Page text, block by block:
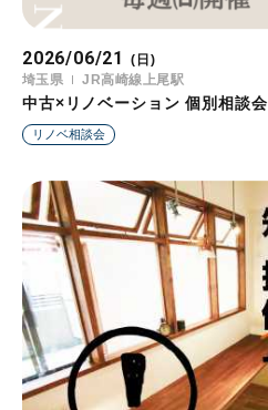
2026/06/21
(日)
埼玉県
JR高崎線上尾駅
中古×リノベーション 個別相談会
リノベ相談会